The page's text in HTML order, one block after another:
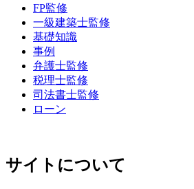
FP監修
一級建築士監修
基礎知識
事例
弁護士監修
税理士監修
司法書士監修
ローン
サイトについて